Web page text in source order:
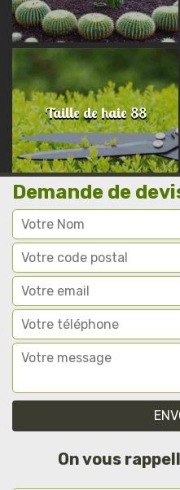
Taille de haie 88
Demande de
On vous